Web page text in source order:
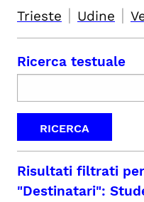
Trieste | Udine |
Ricerca testuale
Risultati filtrati per
"Destinatari":